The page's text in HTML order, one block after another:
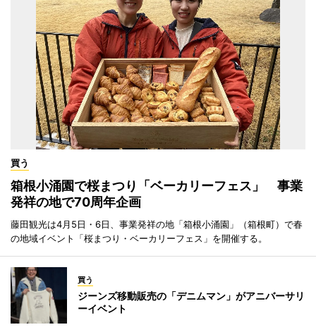
買う
箱根小涌園で桜まつり「ベーカリーフェス」 事業
発祥の地で70周年企画
藤田観光は4月5日・6日、事業発祥の地「箱根小涌園」（箱根町）で春
の地域イベント「桜まつり・ベーカリーフェス」を開催する。
買う
ジーンズ移動販売の「デニムマン」がアニバーサリ
ーイベント